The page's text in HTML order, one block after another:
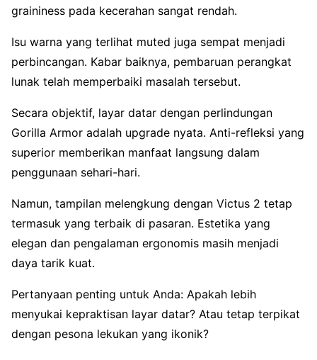
graininess pada kecerahan sangat rendah.
Isu warna yang terlihat muted juga sempat menjadi
perbincangan. Kabar baiknya, pembaruan perangkat
lunak telah memperbaiki masalah tersebut.
Secara objektif, layar datar dengan perlindungan
Gorilla Armor adalah upgrade nyata. Anti-refleksi yang
superior memberikan manfaat langsung dalam
penggunaan sehari-hari.
Namun, tampilan melengkung dengan Victus 2 tetap
termasuk yang terbaik di pasaran. Estetika yang
elegan dan pengalaman ergonomis masih menjadi
daya tarik kuat.
Pertanyaan penting untuk Anda: Apakah lebih
menyukai kepraktisan layar datar? Atau tetap terpikat
dengan pesona lekukan yang ikonik?